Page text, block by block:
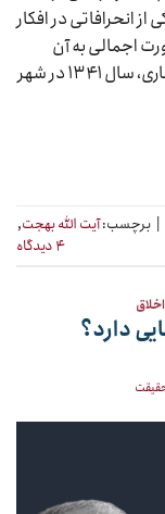
انحرافاتی در افکار
اجمالی به آن
پرداخته‌ایم. مقدمه «غفار عباسی» مشهور به غفاری، سال ۱۳۴۱ در شهر
| برچسب:آیت الله بهجت,
۴ دیدگاه
دارد؟